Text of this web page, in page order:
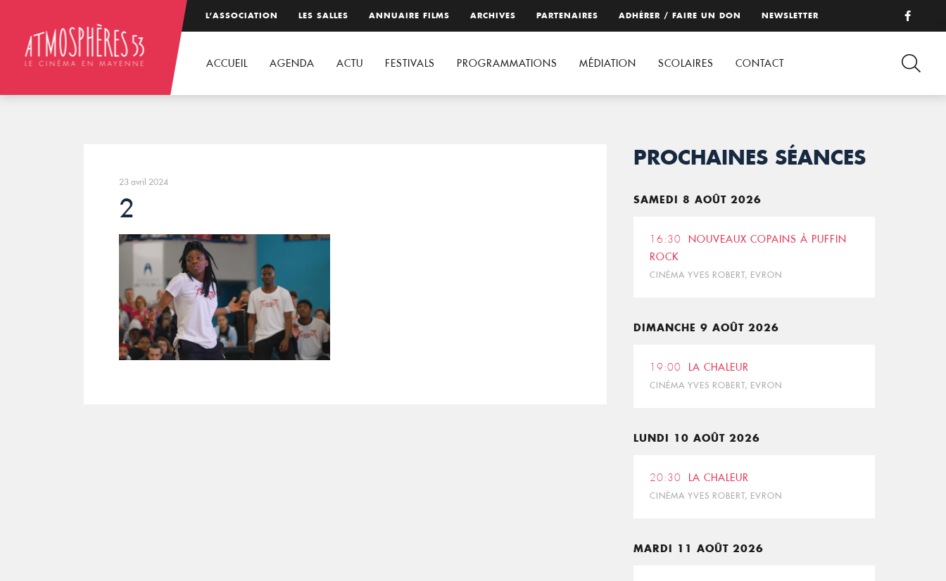
L’ASSOCIATION LES SALLES ANNUAIRE FILMS ARCHIVES PARTENAIRES ADHÉRER / FAIRE UN DON NEWSLETTER
ACCUEIL AGENDA ACTU FESTIVALS PROGRAMMATIONS MÉDIATION SCOLAIRES CONTACT
23 avril 2024
2
PROCHAINES SÉANCES
SAMEDI 8 AOÛT 2026
16:30
NOUVEAUX COPAINS À PUFFIN
ROCK
CINÉMA YVES ROBERT, EVRON
DIMANCHE 9 AOÛT 2026
19:00 LA CHALEUR
CINÉMA YVES ROBERT, EVRON
LUNDI 10 AOÛT 2026
20:30 LA CHALEUR
CINÉMA YVES ROBERT, EVRON
MARDI 11 AOÛT 2026